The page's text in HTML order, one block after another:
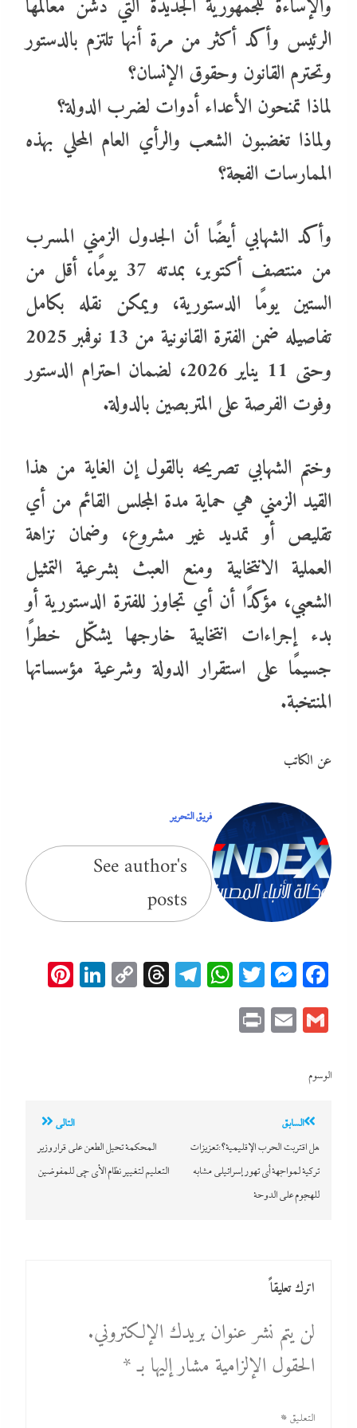
الرئيس وأكد أكثر من مرة أنها تلتزم بالدستور
وتحترم القانون وحقوق الإنسان؟
لماذا تمنحون الأعداء أدوات لضرب الدولة؟
ولماذا تغضبون الشعب والرأي العام المحلي بهذه
الممارسات الفجة؟
وأكد الشهابي أيضًا أن الجدول الزمني المسرب
من منتصف أكتوبر، بمدته 37 يومًا، أقل من
الستين يومًا الدستورية، ويمكن نقله بكامل
تفاصيله ضمن الفترة القانونية من 13 نوفمبر 2025
وحتى 11 يناير 2026، لضمان احترام الدستور
وفوت الفرصة على المتربصين بالدولة.
وختم الشهابي تصريحه بالقول إن الغاية من هذا
القيد الزمني هي حماية مدة المجلس القائم من أي
تقليص أو تمديد غير مشروع، وضمان نزاهة
العملية الانتخابية ومنع العبث بشرعية التمثيل
الشعبي، مؤكدًا أن أي تجاوز للفترة الدستورية أو
بدء إجراءات انتخابية خارجها يشكّل خطرًا
جسيمًا على استقرار الدولة وشرعية مؤسساتها
المنتخبة.
عن الكاتب
فريق التحرير
See author's
posts
Facebook
Messenger
Twitter
WhatsApp
Telegram
Threads
Copy
Gmail
Email
الوسوم
تصفّح
المقالات
السابق
هل اقتربت الحرب الإقليمية؟:تعزيزات
تركية لمواجهة أى تهور إسرائيلى مشابه
للهجوم على الدوحة
التالي
المحكمة تحيل الطعن على قرار وزير
التعليم لتغيير نظام الأى چى للمفوضين
اترك تعليقاً
لن يتم نشر عنوان بريدك الإلكتروني.
الحقول الإلزامية مشار إليها بـ*
التعليق *